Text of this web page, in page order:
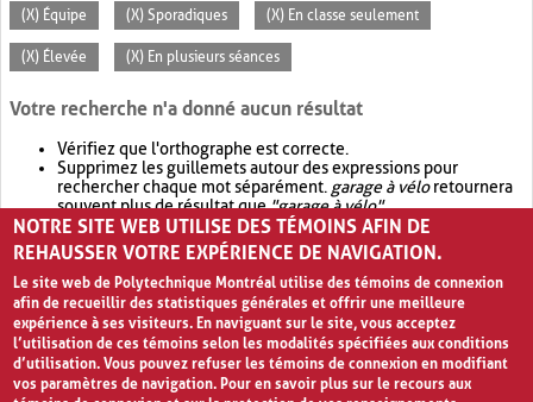
(X) Équipe (X) Sporadiques (X) En classe seulement
(X) Élevée (X) En plusieurs séances
Votre recherche n'a donné aucun résultat
Vérifiez que l'orthographe est correcte.
Supprimez les guillemets autour des expressions pour
rechercher chaque mot séparément. garage à véloretournera
souvent plus de résultat que"garage à vélo".
Envisagez d'élargir votre recherche avec OR.garage OR vélo
retournera souvent plus de résultat quegarage à vélo
NOTRE SITE WEB UTILISE DES TÉMOINS AFIN DE
REHAUSSER VOTRE EXPÉRIENCE DE NAVIGATION.
Le site web de Polytechnique Montréal utilise des témoins de connexion
afin de recueillir des statistiques générales et offrir une meilleure
expérience à ses visiteurs. En naviguant sur le site, vous acceptez
l’utilisation de ces témoins selon les modalités spécifiées aux conditions
d’utilisation. Vous pouvez refuser les témoins de connexion en modifiant
vos paramètres de navigation. Pour en savoir plus sur le recours aux